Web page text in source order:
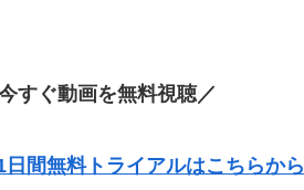
すぐ動画を無料視聴／
日間無料トライアルはこちらから